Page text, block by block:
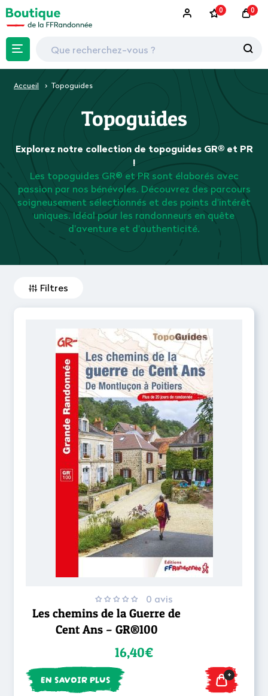
0 0
Accueil Topoguides
Topoguides
Explorez notre collection de topoguides GR® et PR
!
Les topoguides GR® et PR sont élaborés avec
passion par nos bénévoles. Découvrez des parcours
soigneusement sélectionnés et des points d'intérêt
uniques. Idéal pour les randonneurs en quête
d'aventure et d'authenticité.
Filtres
0 avis
Les chemins de la Guerre de
Cent Ans – GR®100
16,40€
EN SAVOIR PLUS +